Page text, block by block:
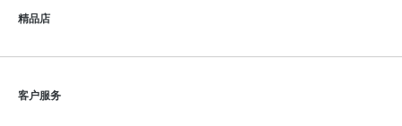
点击展开或折叠内容
精品店
点击展开或折叠内容
客户服务